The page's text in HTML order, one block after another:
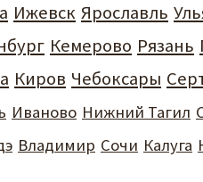
Ижевск Ярославль
Кемерово Рязань
Киров Чебоксары
Иваново Нижний Тагил
Владимир Сочи Калуга